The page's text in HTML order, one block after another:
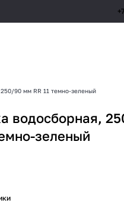
90 мм RR 11 темно-зеленый
водосборная,
зеленый